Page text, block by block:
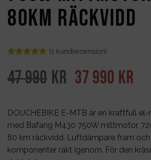
80km räckvidd
av 5
baserat på
(1 kundrecension)
47 990 kr Det
priset
var:
47
37 990 kr
37
DOUCHEBIKE E-MTB är en kraftfull
med Bafang M430 750W mittmotor,
80 km räckvidd. Luftdämpare fram och
komponenter rakt igenom. För den